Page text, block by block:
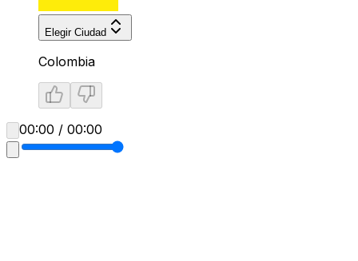
Elegir Ciudad
Colombia
00:00 / 00:00